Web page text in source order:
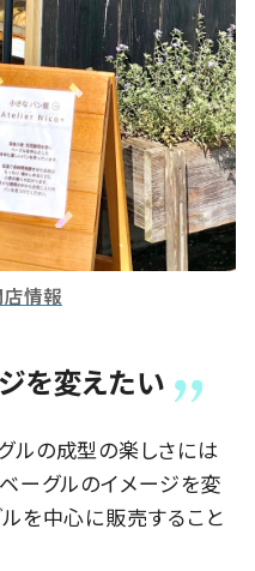
情報
を変えたい
ルの成型の楽しさには
ーグルのイメージを変
を中心に販売すること